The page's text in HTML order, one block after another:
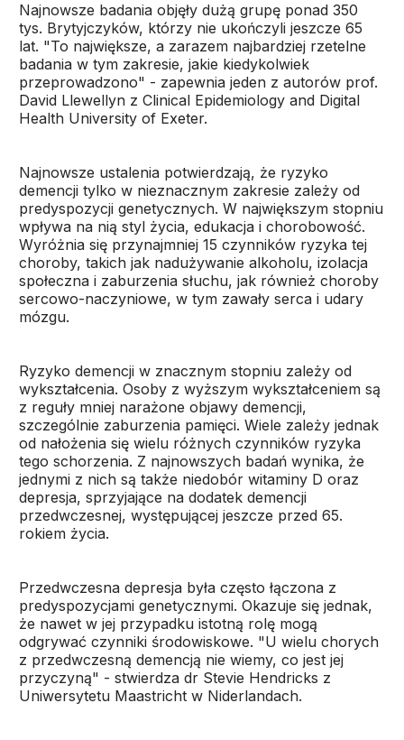
Najnowsze badania objęły dużą grupę ponad 350
tys. Brytyjczyków, którzy nie ukończyli jeszcze 65
lat. "To największe, a zarazem najbardziej rzetelne
badania w tym zakresie, jakie kiedykolwiek
przeprowadzono" - zapewnia jeden z autorów prof.
David Llewellyn z Clinical Epidemiology and Digital
Health University of Exeter.
Najnowsze ustalenia potwierdzają, że ryzyko
demencji tylko w nieznacznym zakresie zależy od
predyspozycji genetycznych. W największym stopniu
wpływa na nią styl życia, edukacja i chorobowość.
Wyróżnia się przynajmniej 15 czynników ryzyka tej
choroby, takich jak nadużywanie alkoholu, izolacja
społeczna i zaburzenia słuchu, jak również choroby
sercowo-naczyniowe, w tym zawały serca i udary
mózgu.
Ryzyko demencji w znacznym stopniu zależy od
wykształcenia. Osoby z wyższym wykształceniem są
z reguły mniej narażone objawy demencji,
szczególnie zaburzenia pamięci. Wiele zależy jednak
od nałożenia się wielu różnych czynników ryzyka
tego schorzenia. Z najnowszych badań wynika, że
jednymi z nich są także niedobór witaminy D oraz
depresja, sprzyjające na dodatek demencji
przedwczesnej, występującej jeszcze przed 65.
rokiem życia.
Przedwczesna depresja była często łączona z
predyspozycjami genetycznymi. Okazuje się jednak,
że nawet w jej przypadku istotną rolę mogą
odgrywać czynniki środowiskowe. "U wielu chorych
z przedwczesną demencją nie wiemy, co jest jej
przyczyną" - stwierdza dr Stevie Hendricks z
Uniwersytetu Maastricht w Niderlandach.